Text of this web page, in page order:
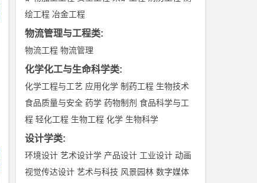
绘工程 冶金工程
物流管理与工程类:
物流工程 物流管理
化学化工与生命科学类:
化学工程与工艺 应用化学 制药工程 生物技术
食品质量与安全 药学 药物制剂 食品科学与工
程 轻化工程 生物工程 化学 生物科学
设计学类:
环境设计 艺术设计学 产品设计 工业设计 动画
视觉传达设计 艺术与科技 风景园林 数字媒体